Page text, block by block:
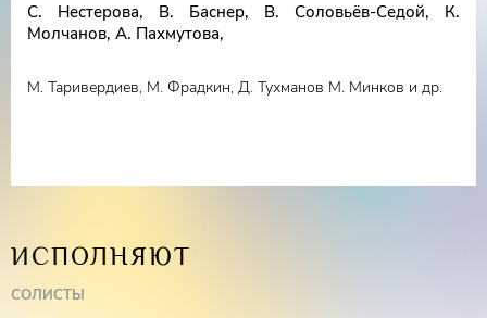
Иван Буянец (тенор)
Лауреат международных конкурсовНаталья
Колеватова(сопрано)
Ярская(меццо-сопрано)
С. Нестерова, В. Баснер, В. Соловьёв-Седой, К.
Молчанов, А. Пахмутова,
М. Таривердиев, М. Фрадкин, Д. Тухманов М. Минков и др.
ИСПОЛНЯЮТ
СОЛИСТЫ